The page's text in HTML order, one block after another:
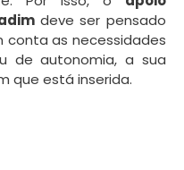
deve ser pensado
conta as necessidades
de autonomia, a sua
que está inserida.